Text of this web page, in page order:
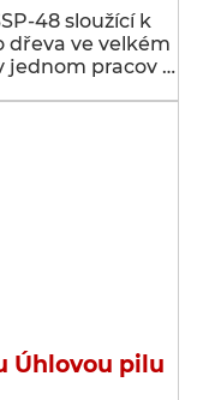
48 sloužící k
dřeva ve velkém
jednom pracov …
Úhlovou pilu